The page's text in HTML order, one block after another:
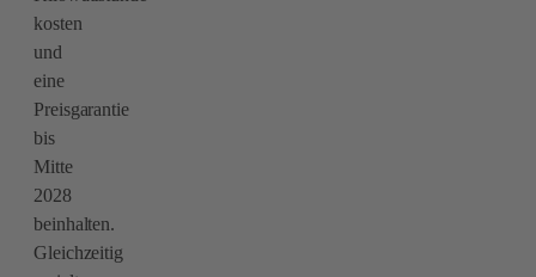
kosten
und
eine
Preisgarantie
bis
Mitte
2028
beinhalten.
Gleichzeitig